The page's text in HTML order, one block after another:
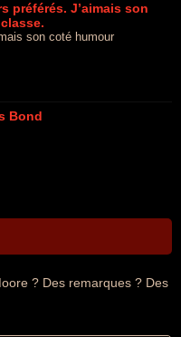
préférés. J’aimais son
son coté humour
Bond
? Des remarques ? Des